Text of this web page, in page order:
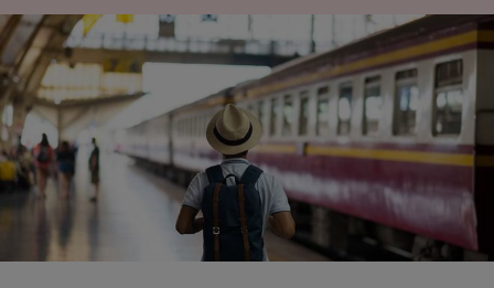
precisa. Analizar activamente las
características del dispositivo para su
identificación. Almacenar la información en un
dispositivo y/o acceder a ella. Publicidad y
contenido personalizados, medición de
publicidad y contenido, investigación de
audiencia y desarrollo de servicios.
Lista de asociados (proveedores)